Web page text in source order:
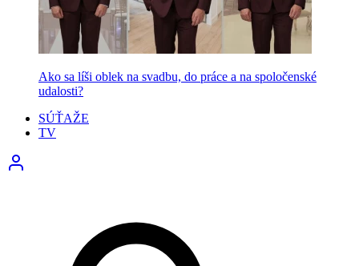
Ako sa líši oblek na svadbu, do práce a na spoločenské
udalosti?
SÚŤAŽE
TV